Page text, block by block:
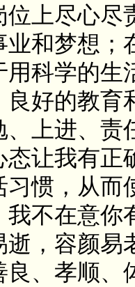
位上尽心尽
业和梦想；
用科学的生
良好的教育
、上进、责
态让我有
习惯，从
我不在意你
逝，容颜
良、孝顺